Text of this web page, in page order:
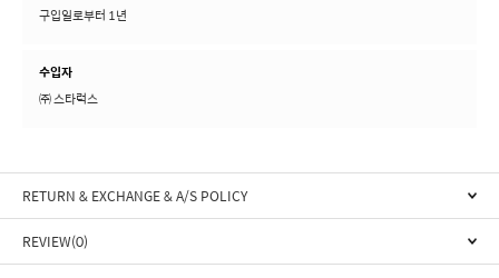
구입일로부터 1년
수입자
㈜ 스타럭스
RETURN & EXCHANGE & A/S POLICY
REVIEW(0)